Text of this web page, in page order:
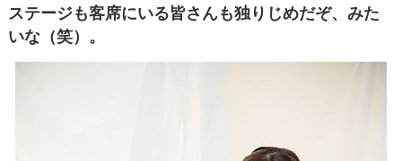
ステージも客席にいる皆さんも独りじめだぞ、みた
いな（笑）。